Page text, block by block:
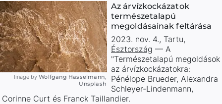
Image by Wolfgang Hasselmann,
Unsplash
Az árvízkockázatok
természetalapú
megoldásainak feltárása
2023. nov. 4., Tartu,
Észtország — A
"Természetalapú megoldások
az árvízkockázatokra:
Pénélope Brueder, Alexandra
Schleyer-Lindenmann,
Corinne Curt és Franck Taillandier.